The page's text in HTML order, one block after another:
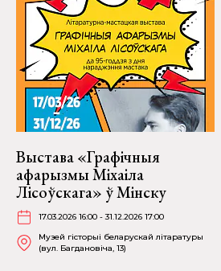
Выстава «Графічныя
афарызмы Міхаіла
Лісоўскага» ў Мінску
17.03.2026 16:00 - 31.12.2026 17:00
Музей гісторыі беларускай літаратуры
(вул. Багдановіча, 13)